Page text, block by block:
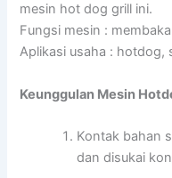
mesin hot dog grill ini.
Fungsi mesin :
Aplikasi usaha : hotdog,
Keunggulan Mesin
Kontak bahan
dan disukai